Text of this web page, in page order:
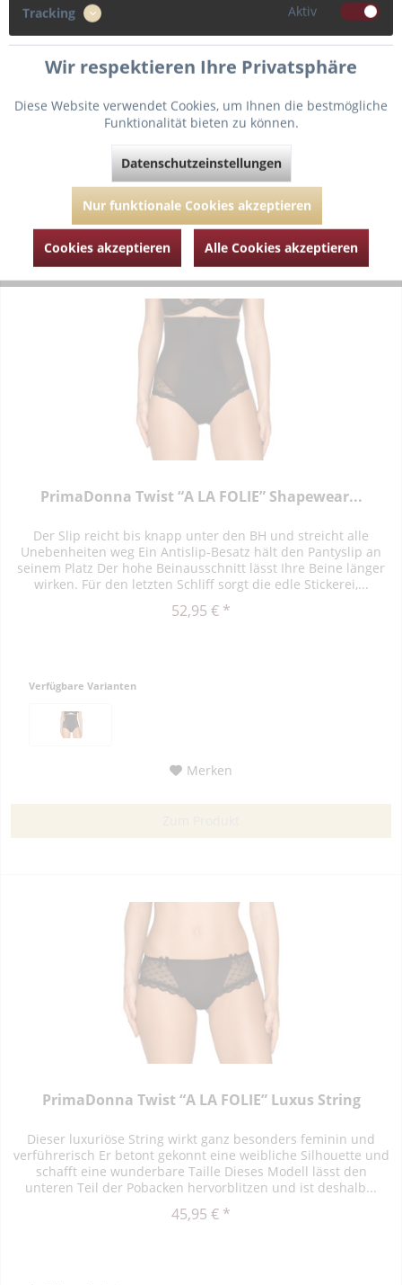
Verfügbare Varianten
Merken
PrimaDonna Twist “A LA FOLIE” Shapewear...
Der Slip reicht bis knapp unter den BH und streicht alle
Unebenheiten weg Ein Antislip-Besatz hält den Pantyslip an
seinem Platz Der hohe Beinausschnitt lässt Ihre Beine länger
wirken. Für den letzten Schliff sorgt die edle Stickerei,...
52,95 € *
Verfügbare Varianten
Merken
PrimaDonna Twist “A LA FOLIE” Luxus String
Dieser luxuriöse String wirkt ganz besonders feminin und
verführerisch Er betont gekonnt eine weibliche Silhouette und
schafft eine wunderbare Taille Dieses Modell lässt den
unteren Teil der Pobacken hervorblitzen und ist deshalb...
45,95 € *
Tracking Aktiv
Wir respektieren Ihre Privatsphäre
Diese Website verwendet Cookies, um Ihnen die bestmögliche
Funktionalität bieten zu können.
Datenschutzeinstellungen
Nur funktionale Cookies akzeptieren
Cookies akzeptieren Alle Cookies akzeptieren